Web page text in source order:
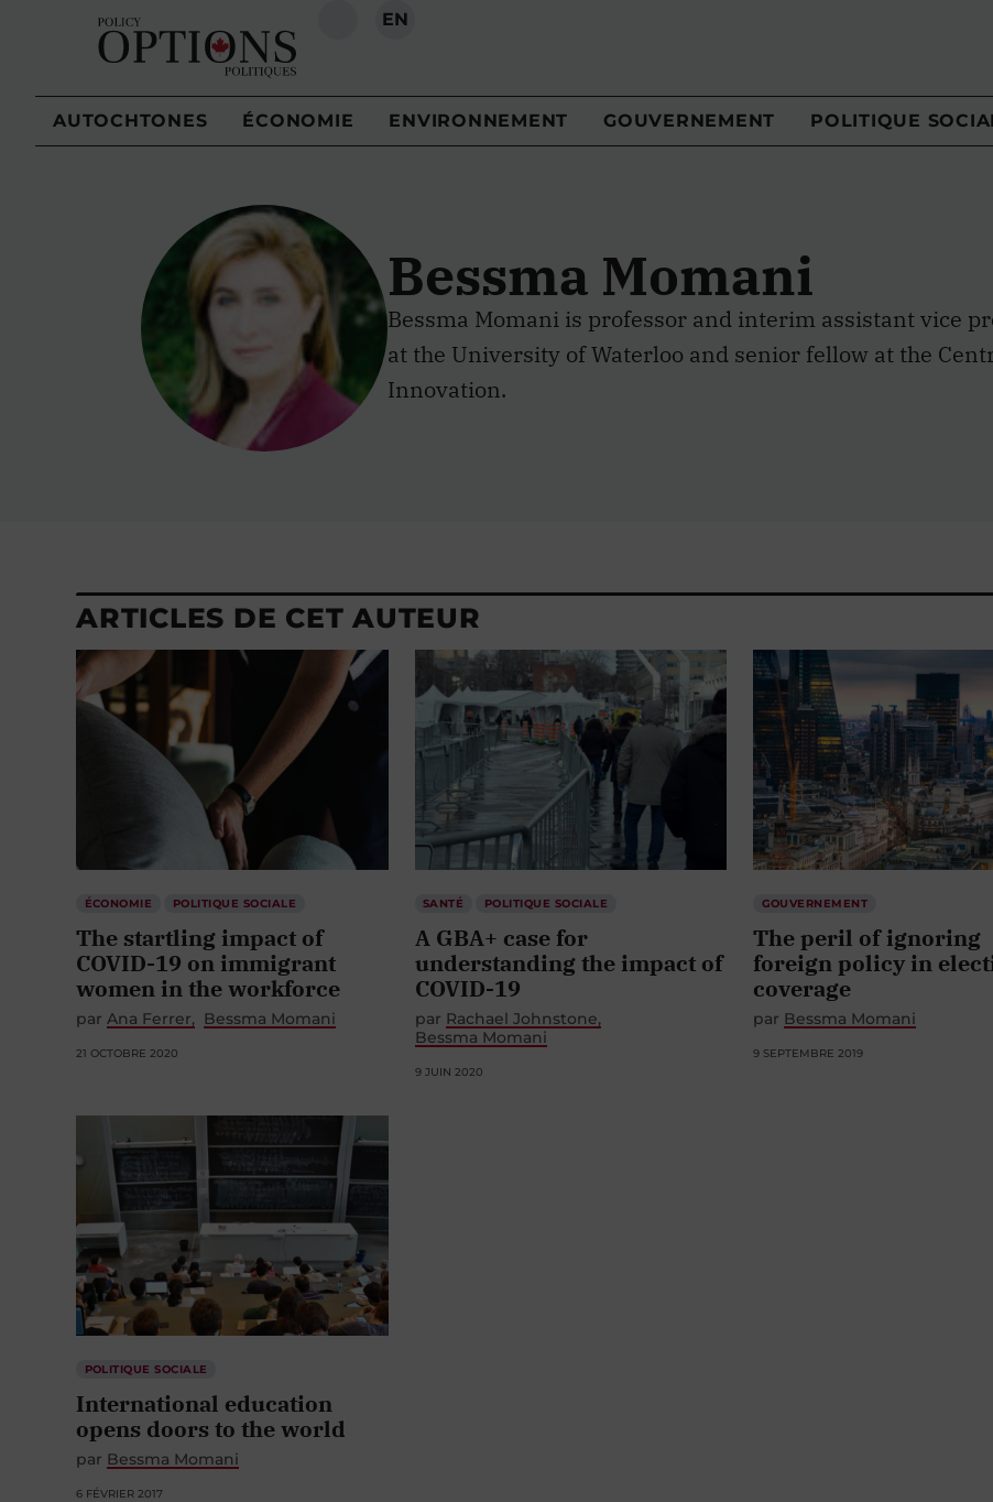
RECHERCHE
EN
AUTOCHTONES ÉCONOMIE ENVIRONNEMENT GOUVERNEMENT POLITIQUE
Bessma Momani
Bessma Momani is professor and interim assistant vice
at the University of Waterloo and senior fellow at the
Innovation.
ARTICLES DE CET AUTEUR
ÉCONOMIE POLITIQUE SOCIALE
The startling impact of
COVID-19 on immigrant
women in the workforce
par Ana Ferrer Bessma Momani
21 OCTOBRE 2020
SANTÉ POLITIQUE SOCIALE
A GBA+ case for
understanding the impact of
COVID-19
par Rachael Johnstone
Bessma Momani
9 JUIN 2020
GOUVERNEMENT
The peril of ignoring
foreign policy in
coverage
par Bessma Momani
9 SEPTEMBRE 2019
POLITIQUE SOCIALE
International education
opens doors to the world
par Bessma Momani
6 FÉVRIER 2017